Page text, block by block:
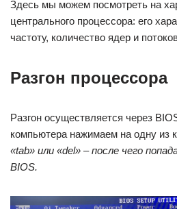
Здесь мы можем посмотреть на
центрального процессора: его
частоту, количество ядер и
Разгон процессора
Разгон осуществляется через
компьютера нажимаем на одну из
«tab» или «del» – после чего
BIOS.